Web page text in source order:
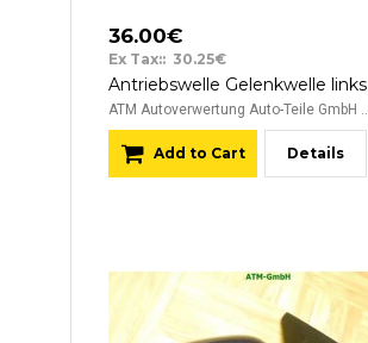
36.00€
Ex Tax:: 30.25€
ATM Autoverwertung Auto-Teile GmbH ..
Add to Cart Details